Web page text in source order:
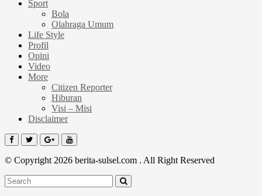
Sport
Bola
Olahraga Umum
Life Style
Profil
Opini
Video
More
Citizen Reporter
Hiburan
Visi – Misi
Disclaimer
© Copyright 2026 berita-sulsel.com . All Right Reserved